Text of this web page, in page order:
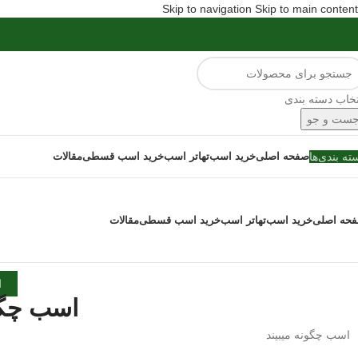
Skip to navigation Skip to main content
دسته بندی
و جو
بندی‌هاصفحه اصلیخرید اسبتهاتر اسبخرید اسب قسطیمقالات
اصلیخرید اسبتهاتر اسبخرید اسب قسطیمقالات
اسب
اسب چگونه میبیند